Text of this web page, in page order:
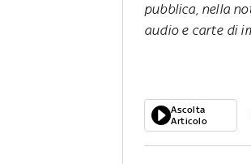
pubblica, nella
audio e carte di
Ascolta
Articolo